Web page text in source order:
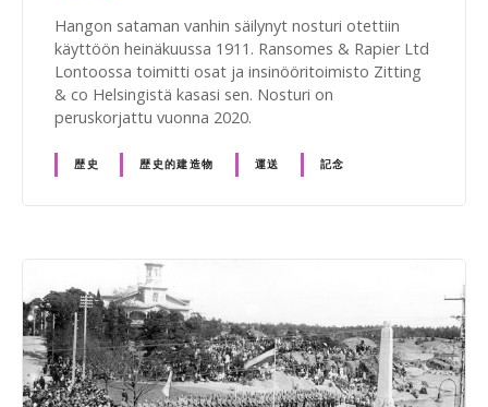
Hangon sataman vanhin säilynyt nosturi otettiin
käyttöön heinäkuussa 1911. Ransomes & Rapier Ltd
Lontoossa toimitti osat ja insinööritoimisto Zitting
& co Helsingistä kasasi sen. Nosturi on
peruskorjattu vuonna 2020.
歴史 歴史的建造物 運送 記念